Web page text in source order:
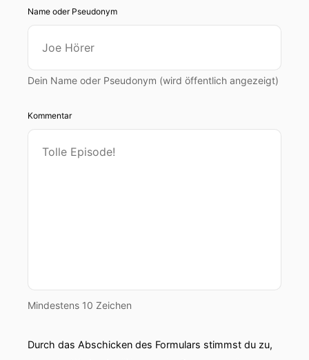
Name oder Pseudonym
Dein Name oder Pseudonym (wird öffentlich angezeigt)
Kommentar
Mindestens 10 Zeichen
Durch das Abschicken des Formulars stimmst du zu,